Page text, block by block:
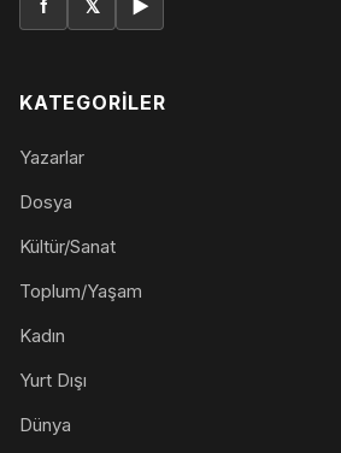
f 𝕏 ▶
KATEGORILER
Yazarlar
Dosya
Kültür/Sanat
Toplum/Yaşam
Kadın
Yurt Dışı
Dünya